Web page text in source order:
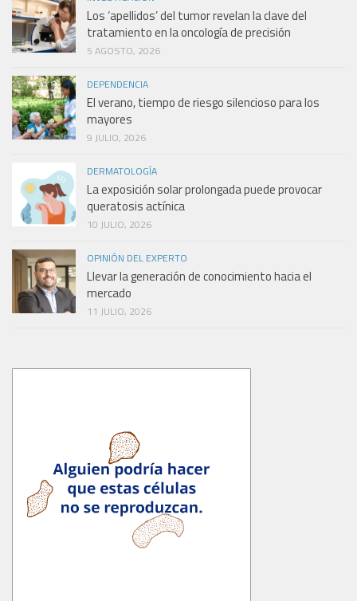
Los ‘apellidos’ del tumor revelan la clave del
tratamiento en la oncología de precisión
5 AGOSTO, 2026
DEPENDENCIA
El verano, tiempo de riesgo silencioso para los
mayores
9 JULIO, 2026
DERMATOLOGÍA
La exposición solar prolongada puede provocar
queratosis actínica
10 JULIO, 2026
OPINIÓN DEL EXPERTO
Llevar la generación de conocimiento hacia el
mercado
11 JULIO, 2026